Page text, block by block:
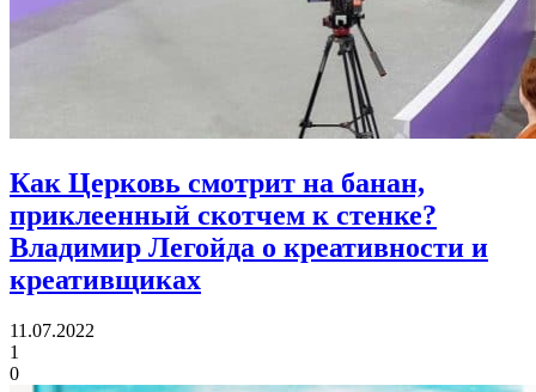
Как Церковь смотрит на банан,
приклеенный скотчем к стенке?
Владимир Легойда о креативности и
креативщиках
11.07.2022
1
0